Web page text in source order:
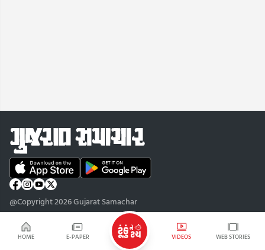
HOME E-PAPER VIDEOS WEB STORIES
@Copyright 2026 Gujarat Samachar